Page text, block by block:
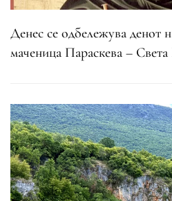
Денес се одбележува денот
маченица Параскева –